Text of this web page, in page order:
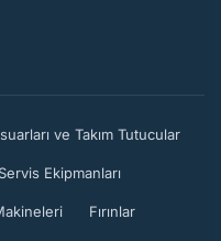
ve Takım Tutucular
Ekipmanları
Fırınlar